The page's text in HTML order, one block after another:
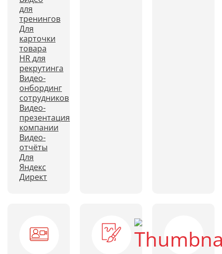
для
тренингов
Для
карточки
товара
HR для
рекрутинга
Видео-
онбординг
сотрудников
Видео-
презентация
компании
Видео-
отчёты
Для
Яндекс
Директ